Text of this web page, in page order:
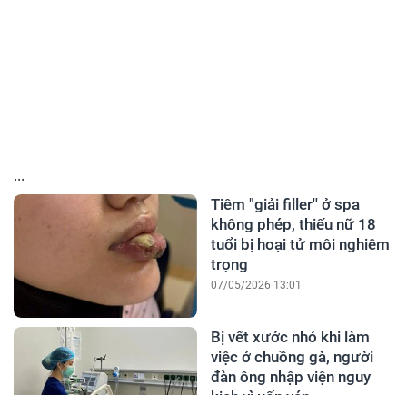
...
Tiêm "giải filler'' ở spa
không phép, thiếu nữ 18
tuổi bị hoại tử môi nghiêm
trọng
07/05/2026 13:01
Bị vết xước nhỏ khi làm
việc ở chuồng gà, người
đàn ông nhập viện nguy